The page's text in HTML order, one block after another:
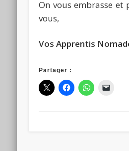
On vous embrasse et
vous,
Vos Apprentis
Partager :